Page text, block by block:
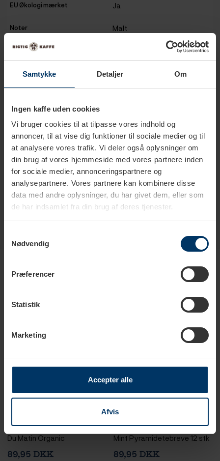
Samtykke Detaljer Om
Ingen kaffe uden cookies
Vi bruger cookies til at tilpasse vores indhold og
annoncer, til at vise dig funktioner til sociale medier og til
at analysere vores trafik. Vi deler også oplysninger om
din brug af vores hjemmeside med vores partnere inden
for sociale medier, annonceringspartnere og
analysepartnere. Vores partnere kan kombinere disse
data med andre oplysninger, du har givet dem, eller som
de har indsamlet fra din brug af deres tjenester.
Nødvendig
Præferencer
Statistik
Marketing
Accepter alle
Afvis
EU Økologi mærket Ja
Noter
Malt
Te styrke Medium
Temperatur
Koffein niveau Lavt
Te type Sorte teer
Te pakning Tebreve
Østerlandsk Thehus Rosee
Du Matin Organic
89,95 DKK
Østerlandsk Thehus Cool
Mint Pyramidetebreve 12 stk
89,95 DKK